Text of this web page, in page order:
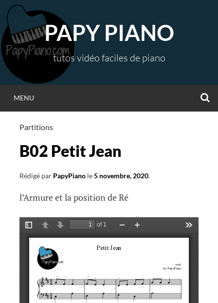
Aller
au
contenu
PAPY PIANO
tutos vidéo faciles de piano
MENU
Partitions
B02 Petit Jean
Rédigé par PapyPiano le5 novembre, 2020.
l’Armure et la position de Ré